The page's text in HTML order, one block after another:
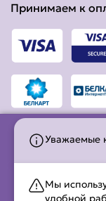
Мы
удобной
Принимаем к
ООО «Шава
Республики